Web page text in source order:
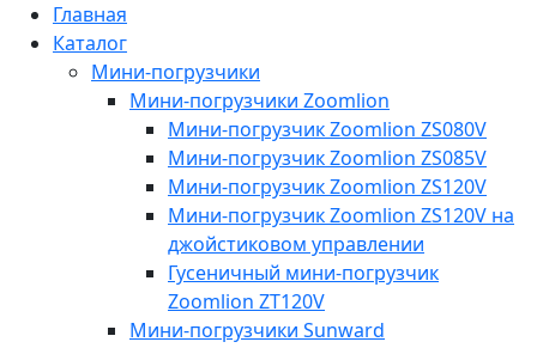
Главная
Каталог
Мини-погрузчики
Мини-погрузчики Zoomlion
Мини-погрузчик Zoomlion ZS080V
Мини-погрузчик Zoomlion ZS085V
Мини-погрузчик Zoomlion ZS120V
Мини-погрузчик Zoomlion ZS120V на
джойстиковом управлении
Гусеничный мини-погрузчик
Zoomlion ZT120V
Мини-погрузчики Sunward